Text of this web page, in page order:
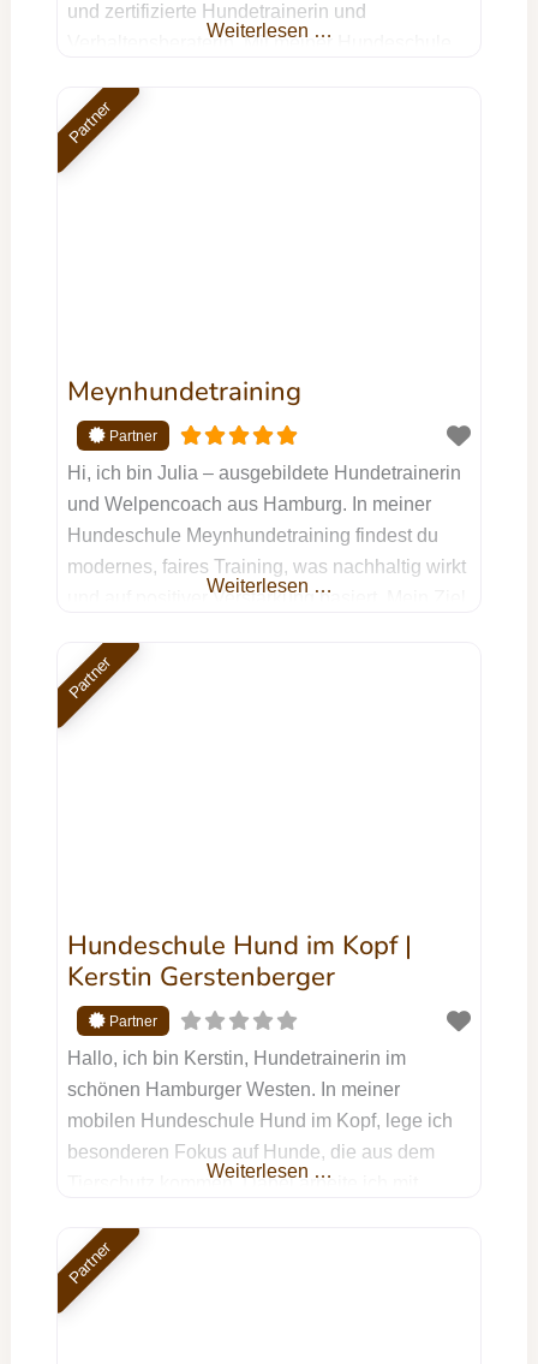
und zertifizierte Hundetrainerin und
Verhaltensberaterin. Mit meiner Hundeschule
und deinen Hund dabei, ein harmonisches
Miteinander zu erreichen – egal, ob du einen
Tierschutzhund hast, Unterstützung bei
Weiterlesen …
Partner
Meynhundetraining
Hi, ich bin Julia – ausgebildete Hundetrainerin
und Welpencoach aus Hamburg. In meiner
Hundeschule Meynhundetraining findest du
modernes, faires Training, was nachhaltig wirkt
und auf positiver Verstärkung basiert. Mein Ziel
unterstützen, ein echtes Team zu werden:
durch gegenseitiges Verstehen, klare
Kommunikation auf Augenhöhe und jede
Weiterlesen …
Partner
Hundeschule Hund im Kopf |
Kerstin Gerstenberger
Hallo, ich bin Kerstin, Hundetrainerin im
schönen Hamburger Westen. In meiner
mobilen Hundeschule Hund im Kopf, lege ich
besonderen Fokus auf Hunde, die aus dem
Tierschutz kommen. Dabei arbeite ich mit
dem Hund einen Rahmen und somit Sicherheit
geben. Mit Deinem Hund aus dem Tierschutz
kannst Du nicht nur Einzeltraining bei mir
Weiterlesen …
Partner